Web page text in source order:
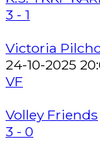
3 - 1
Victoria
24-10-2025
VF
Volley Friends
3 - 0